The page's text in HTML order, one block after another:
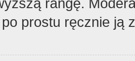
prostu ręcznie ją